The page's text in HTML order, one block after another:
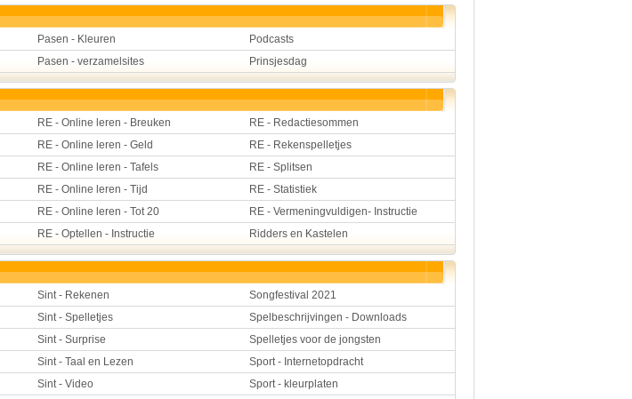
Pasen - Kleuren
Podcasts
Pasen - verzamelsites Prinsjesdag
RE - Online leren - Breuken
RE - Redactiesommen
RE - Online leren - Geld
RE - Rekenspelletjes
RE - Online leren - Tafels
RE - Splitsen
RE - Online leren - Tijd
RE - Statistiek
RE - Online leren - Tot 20
RE - Vermeningvuldigen- Instructie
RE - Optellen - Instructie Ridders en Kastelen
Sint - Rekenen
Songfestival 2021
Sint - Spelletjes
Spelbeschrijvingen - Downloads
Sint - Surprise
Spelletjes voor de jongsten
Sint - Taal en Lezen
Sport - Internetopdracht
Sint - Video
Sport - kleurplaten